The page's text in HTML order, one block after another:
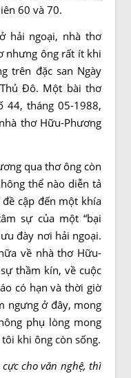
60 và 70.
ngoại, nhà thơ
nhưng ông rất ít khi
trên đặc san Ngày
Ðô. Một bài thơ
44, tháng 05-1988,
thơ Hữu-Phương
qua thơ ông còn
thể nào diễn tả
cập đến một khía
sự của một “bại
đày nơi hải ngoại.
về nhà thơ Hữu-
thầm kín, về cuộc
có hạn và thời giờ
ngưng ở đây, mong
phụ lòng mong
khi ông còn sống.
cho văn nghệ, thì